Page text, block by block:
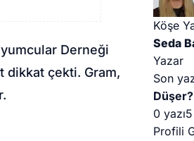
Derneği
dikkat çekti. Gram,
Köşe
Seda
Yazar
Son
Düşer?
0 yazı
Profili